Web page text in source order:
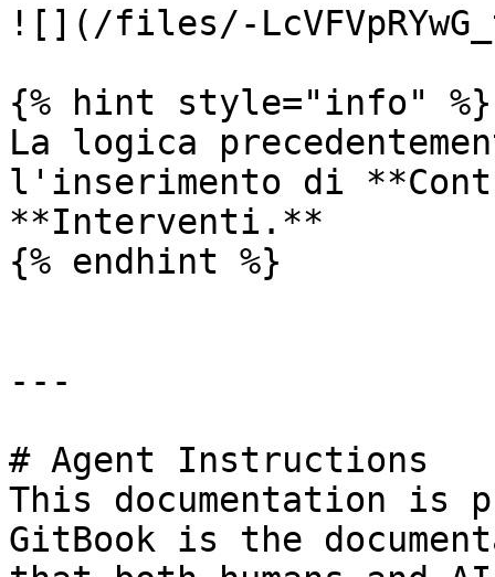
![](/files/-
{% hint style="info" %}
La logica
l'inserimento di
**Interventi.**
{% endhint %}
---
# Agent Instructions
This documentation is
GitBook is the